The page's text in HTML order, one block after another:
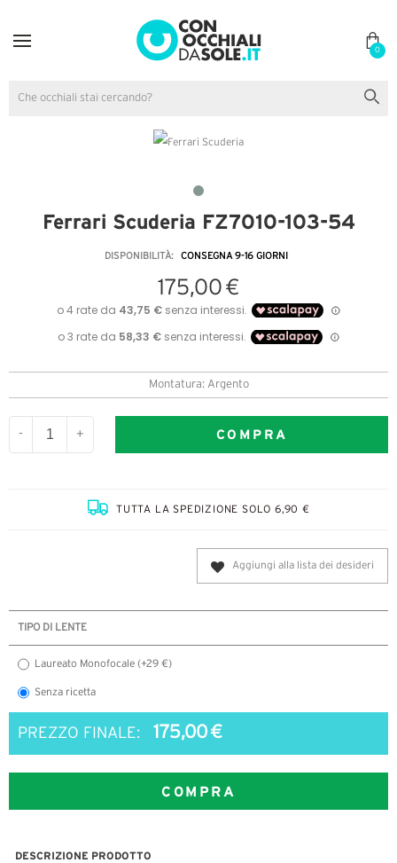
0
Ferrari Scuderia FZ7010-103-54
DISPONIBILITÀ: CONSEGNA 9-16 GIORNI
175,00 €
Montatura: Argento
- + COMPRA
TUTTA LA SPEDIZIONE SOLO 6,90 €
Aggiungi alla lista dei desideri
TIPO DI LENTE
Laureato Monofocale (+29 €)
Senza ricetta
PREZZO FINALE: 175,00 €
COMPRA
DESCRIZIONE PRODOTTO